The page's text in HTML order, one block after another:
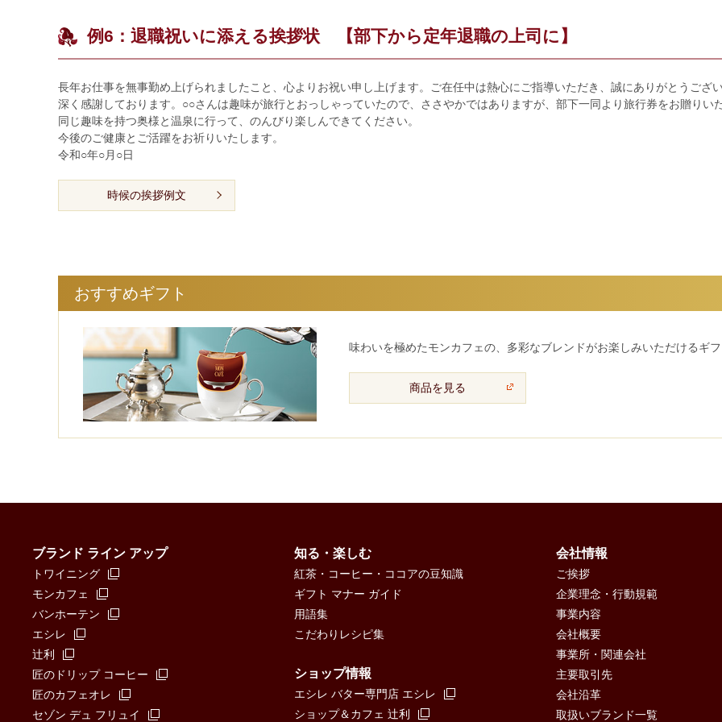
例6：退職祝いに添える挨拶状 【部下から定年退職の上司に】
長年お仕事を無事勤め上げられましたこと、心よりお祝い申し上げます。ご在任中は熱心にご指導いただき、誠にありがとうござい
深く感謝しております。○○さんは趣味が旅行とおっしゃっていたので、ささやかではありますが、部下一同より旅行券をお贈りい
同じ趣味を持つ奥様と温泉に行って、のんびり楽しんできてください。
今後のご健康とご活躍をお祈りいたします。
令和○年○月○日
時候の挨拶例文
おすすめギフト
味わいを極めたモンカフェの、多彩なブレンドがお楽しみいただけるギフ
商品を見る
ブランド ライン アップ
トワイニング
モンカフェ
バンホーテン
エシレ
辻󠄀利
匠のドリップ コーヒー
匠のカフェオレ
セゾン デュ フリュイ
知る・楽しむ
紅茶・コーヒー・ココアの豆知識
ギフト マナー ガイド
用語集
こだわりレシピ集
ショップ情報
エシレ バター専門店 エシレ
ショップ＆カフェ 辻󠄀利
会社情報
ご挨拶
企業理念・行動規範
事業内容
会社概要
事業所・関連会社
主要取引先
会社沿革
取扱いブランド一覧